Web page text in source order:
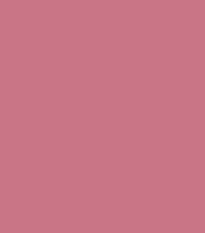
自家源泉を